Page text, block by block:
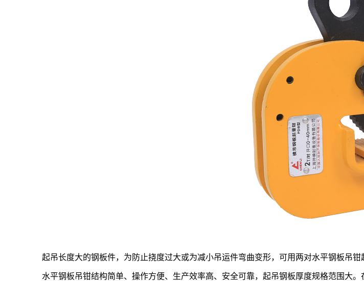
起吊长度大的钢板件，为防止挠度过大或为减小吊运件弯曲变形，可用两对水平钢板吊钳
水平钢板吊钳结构简单、操作方便、生产效率高、安全可靠，起吊钢板厚度规格范围大